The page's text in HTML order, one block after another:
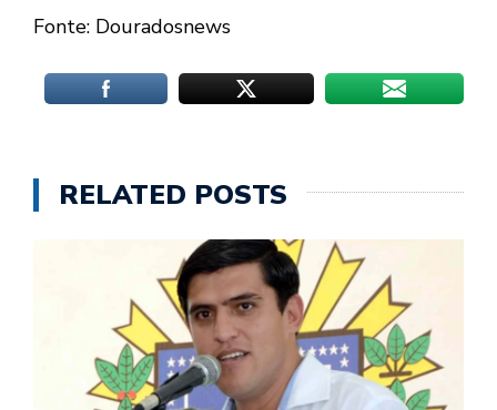
Fonte: Douradosnews
RELATED POSTS